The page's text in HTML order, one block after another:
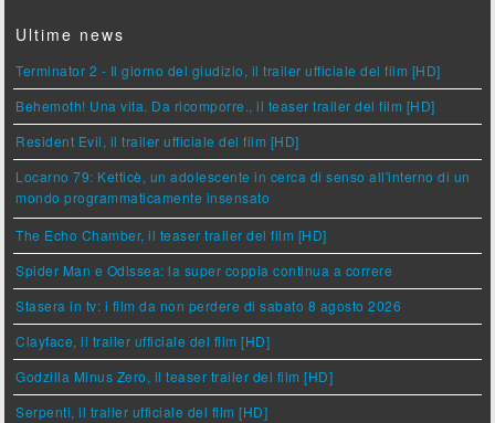
Ultime news
Terminator 2 - Il giorno del giudizio, il trailer ufficiale del film [HD]
Behemoth! Una vita. Da ricomporre., il teaser trailer del film [HD]
Resident Evil, il trailer ufficiale del film [HD]
Locarno 79: Ketticè, un adolescente in cerca di senso all'interno di un
mondo programmaticamente insensato
The Echo Chamber, il teaser trailer del film [HD]
Spider Man e Odissea: la super coppia continua a correre
Stasera in tv: i film da non perdere di sabato 8 agosto 2026
Clayface, il trailer ufficiale del film [HD]
Godzilla Minus Zero, il teaser trailer del film [HD]
Serpenti, il trailer ufficiale del film [HD]